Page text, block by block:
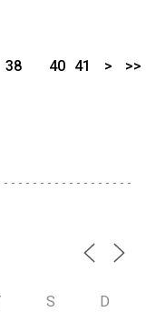
38
40 41 > >>
S D